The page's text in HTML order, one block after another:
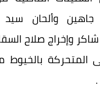
جاهين وألحان
وإخراج صلاح
المتحركة بالخيوط